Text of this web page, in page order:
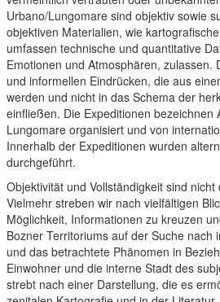
Urbano/Lungomare sind objektiv sowie
objektiven Materialien, wie
umfassen technische und quantitative
Emotionen und Atmosphären,
und informellen Eindrücken, die aus
werden und nicht in das Schema der
einfließen. Die Expeditionen
Lungomare organisiert und von
Innerhalb der Expeditionen wurden
durchgeführt.
Objektivität und Vollständigkeit sind
Vielmehr streben wir nach vielfältigen
Möglichkeit, Informationen zu kreuzen
Bozner Territoriums auf der Suche
und das betrachtete Phänomen in
Einwohner und die interne Stadt des
strebt nach einer Darstellung, die es